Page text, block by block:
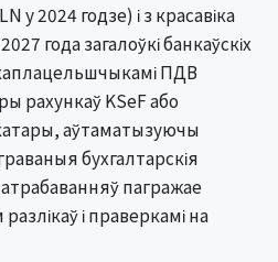
у 2024 годзе) і з красавіка
года загалоўкі банкаўскіх
ПДВ
рахункаў KSeF або
аўтаматызуючы
бухгалтарскія
пагражае
і праверкамі на